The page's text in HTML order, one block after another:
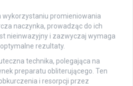
wykorzystaniu promieniowania
naczynka, prowadząc do ich
nieinwazyjny i zazwyczaj wymaga
rezultaty.
technika, polegająca na
preparatu obliterującego. Ten
i resorpcji przez